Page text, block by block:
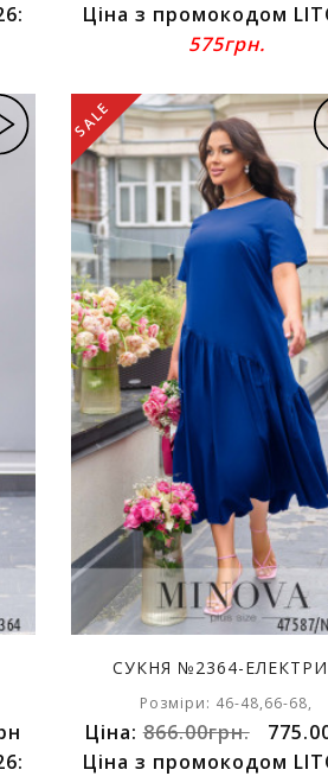
Ціна з промокодом
575грн.
SALE
СУКНЯ №2364-
Розміри: 46-48,66-68,
Ціна:866.00грн.
Ціна з промокодом